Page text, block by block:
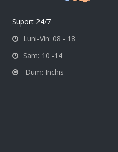
Suport 24/7
Luni-Vin: 08 - 18
Sam: 10 -14
Dum: Inchis